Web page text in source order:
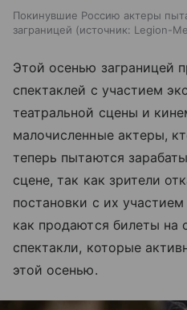
Покинувшие Россию актеры
заграницей
источник: Legion-
Этой осенью заграницей
спектаклей с участием
театральной сцены и
малочисленные актеры,
теперь пытаются
сцене, так как зрители
постановки с их
как продаются билеты на
спектакли, которые
этой осенью.